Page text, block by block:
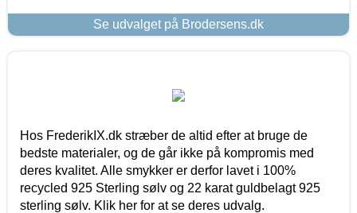
Se udvalget på Brodersens.dk
Hos FrederikIX.dk stræber de altid efter at bruge de
bedste materialer, og de går ikke på kompromis med
deres kvalitet. Alle smykker er derfor lavet i 100%
recycled 925 Sterling sølv og 22 karat guldbelagt 925
sterling sølv. Klik her for at se deres udvalg.